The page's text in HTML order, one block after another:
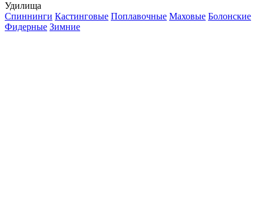
Удилища
Спиннинги Кастинговые Поплавочные Маховые Болонские
Фидерные Зимние